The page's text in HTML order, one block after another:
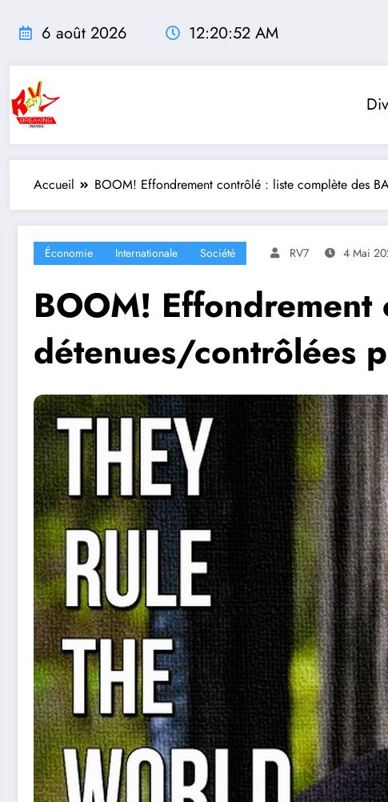
6 août 2026 12:20:53 AM
Accueil BOOM! Effondrement contrôlé : liste complète des
Économie Internationale Société RV7 4 Mai
BOOM!
détenues/contrôlées